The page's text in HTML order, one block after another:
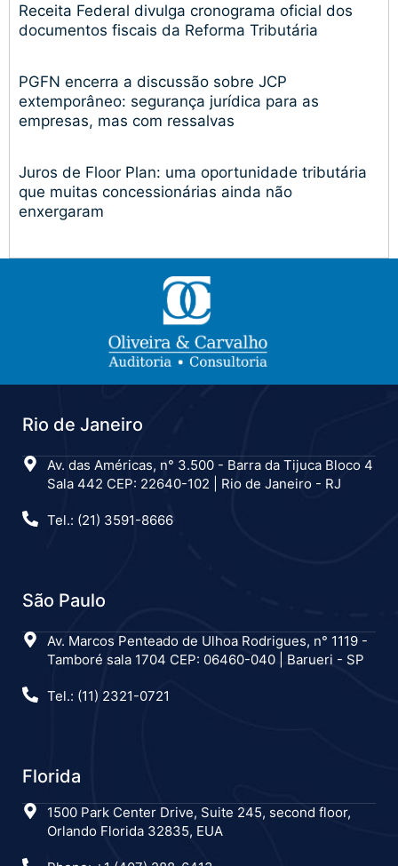
Receita Federal divulga cronograma oficial dos
documentos fiscais da Reforma Tributária
PGFN encerra a discussão sobre JCP
extemporâneo: segurança jurídica para as
empresas, mas com ressalvas
Juros de Floor Plan: uma oportunidade tributária
que muitas concessionárias ainda não
enxergaram
Rio de Janeiro
Av. das Américas, n° 3.500 - Barra da Tijuca Bloco 4
Sala 442 CEP: 22640-102 | Rio de Janeiro - RJ
Tel.: (21) 3591-8666
São Paulo
Av. Marcos Penteado de Ulhoa Rodrigues, n° 1119 -
Tamboré sala 1704 CEP: 06460-040 | Barueri - SP
Tel.: (11) 2321-0721
Florida
1500 Park Center Drive, Suite 245, second floor,
Orlando Florida 32835, EUA